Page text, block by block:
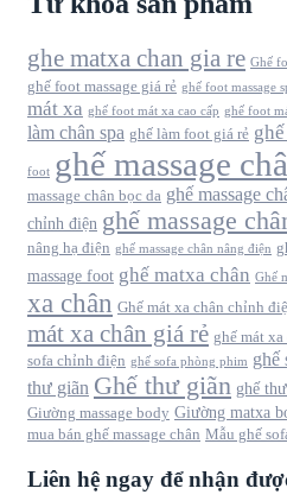
ghe matxa chan gia re Ghế
ghế foot massage giá rẻ ghế foot massage
mát xa ghế foot mát xa cao cấp ghế foot
làm chân spa ghế làm foot giá rẻ
foot ghế massage
massage chân bọc da ghế massage
chỉnh điện ghế massage
nâng hạ điện ghế massage chân nâng điện
massage foot ghế matxa chân Ghế
xa chân Ghế mát xa chân chỉnh
mát xa chân giá rẻ ghế mát
sofa chỉnh điện ghế sofa phòng phim ghế
thư giãn Ghế thư giãn ghế
Giường massage body Giường matxa
mua bán ghế massage chân Mẫu ghế
Liên hệ ngay để nhận